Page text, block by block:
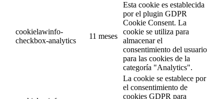
cookielawinfo-
checkbox-analytics
11 meses
Esta cookie es establecida
por el plugin GDPR
Cookie Consent. La
cookie se utiliza para
almacenar el
consentimiento del usuario
para las cookies de la
categoría "Analytics".
La cookie se establece por
el consentimiento de
cookies GDPR para